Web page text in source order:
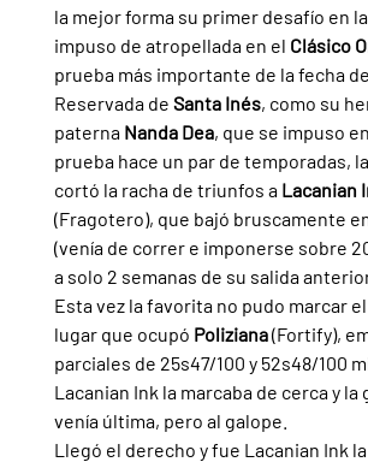
la mejor forma su primer desafío en
impuso de atropellada en el Clásico
prueba más importante de la fecha
Reservada de Santa Inés, como su
paterna Nanda Dea, que se impuso
prueba hace un par de temporadas,
cortó la racha de triunfos a Lacanian
(Fragotero), que bajó bruscamente
(venía de correr e imponerse sobre
a solo 2 semanas de su salida
Esta vez la favorita no pudo marcar
lugar que ocupó Poliziana (Fortify),
parciales de 25s47/100 y 52s48/100
Lacanian Ink la marcaba de cerca y la
venía última, pero al galope.
Llegó el derecho y fue Lacanian Ink